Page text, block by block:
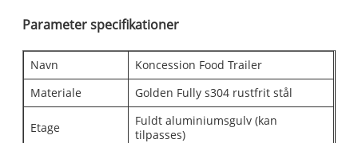
Parameter specifikationer
Navn
Koncession Food Trailer
Materiale
Golden Fully s304 rustfrit stål
Etage
Fuldt aluminiumsgulv (kan
tilpasses)